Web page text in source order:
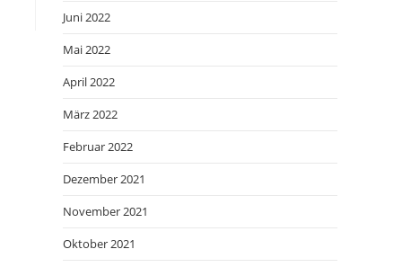
Juni 2022
Mai 2022
April 2022
März 2022
Februar 2022
Dezember 2021
November 2021
Oktober 2021